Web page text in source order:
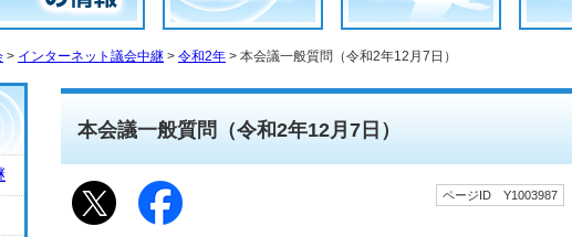
> インターネット議会中継 > 令和2年 > 本会議一般質問（令和2年12月7日）
本会議一般質問（令和2年12月7日）
ページID Y1003987